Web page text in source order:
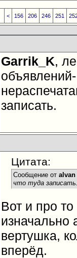
< 156 206 246 251
Garrik_K,
записать.
Цитата:
Сообщение от alvan
что туда
Вот и про
изначально
вертушка,
вперёд.